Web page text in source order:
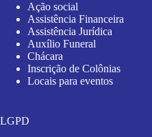
Ação social
Assistência Financeira
Assistência Jurídica
Auxílio Funeral
Chácara
Inscrição de Colônias
Locais para eventos
LGPD